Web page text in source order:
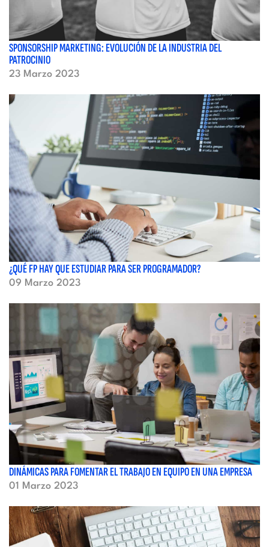
SPONSORSHIP MARKETING: EVOLUCIÓN DE LA INDUSTRIA DEL
PATROCINIO
23 Marzo 2023
¿QUÉ FP HAY QUE ESTUDIAR PARA SER PROGRAMADOR?
09 Marzo 2023
DINÁMICAS PARA FOMENTAR EL TRABAJO EN EQUIPO EN UNA EMPRESA
01 Marzo 2023